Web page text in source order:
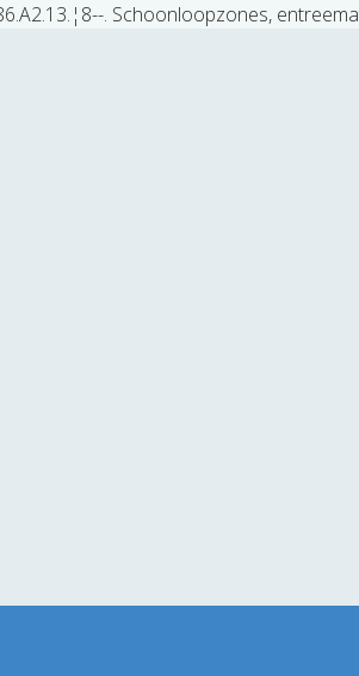
. Schoonloopzones,